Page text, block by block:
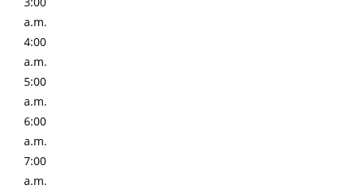
a.m.
4:00
a.m.
5:00
a.m.
6:00
a.m.
7:00
a.m.